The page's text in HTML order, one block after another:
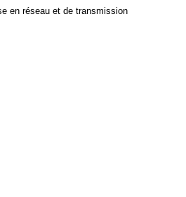
en réseau et de transmission